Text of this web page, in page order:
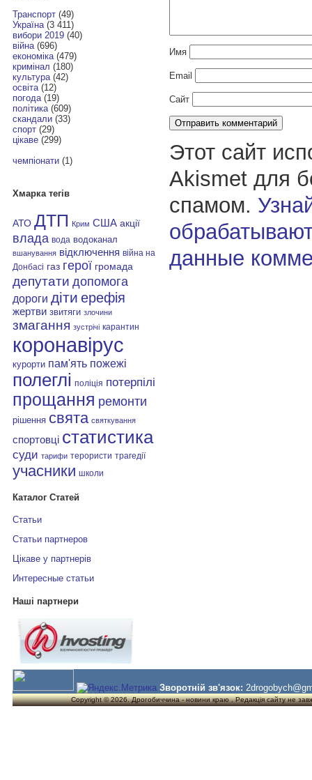
Транспорт(49)
Україна(3 411)
вибори 2019(40)
війна(696)
економіка(479)
кримінал (180)
культура(42)
освіта(12)
погода(19)
політика(609)
скандали(33)
спорт(29)
цікаве(299)
чемпіонати(1)
Хмарка тегів
АТО ДТП Крим США акції
влада вода водоканал
вшанування відключення війна на
Донбасі газ герої громада
депутати допомога
дороги діти ерефія
жертви звитяги злочини
змагання зустрічі карантин
коронавірус
курорти пам'ять пожежі
полеглі поліція потерпілі
прощання ремонти
рішення свята святкування
спортовці статистика
суди тарифи терористи трагедії
учасники школи
Каталог Статей
Статьи
Статьи партнеров
Цікаве у партнерів
Интересные статьи
Наші партнери
Имя
Email
Сайт
Этот сайт
Akismet для
спамом.
данные
Зворотній зв'язок:
Copyright © 2026. Дрогобиччина - новини краю . Редакція сайту не